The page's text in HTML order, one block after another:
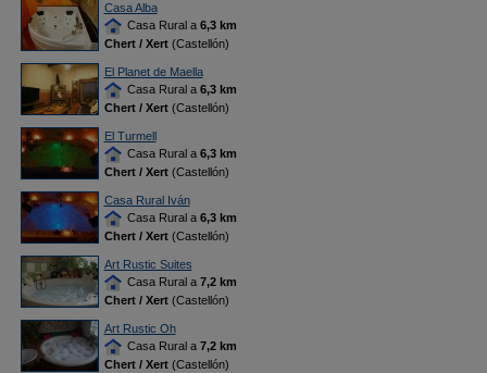
Casa Alba
Casa Rural a 6,3 km
Chert / Xert(Castellón)
El Planet de Maella
Casa Rural a 6,3 km
Chert / Xert(Castellón)
El Turmell
Casa Rural a 6,3 km
Chert / Xert(Castellón)
Casa Rural Iván
Casa Rural a 6,3 km
Chert / Xert(Castellón)
Art Rustic Suites
Casa Rural a 7,2 km
Chert / Xert(Castellón)
Art Rustic Oh
Casa Rural a 7,2 km
Chert / Xert(Castellón)